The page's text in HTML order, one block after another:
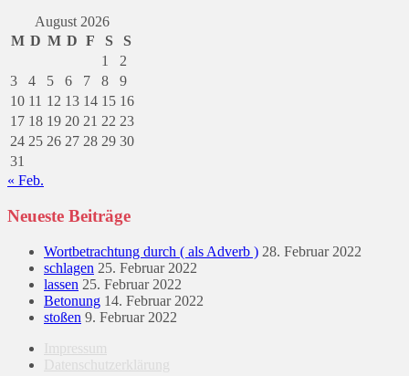
August 2026
M D M D F S
S
1
2
3
4 5 6 7 8
9
10 11 12 13 14 15 16
17 18 19 20 21 22 23
24 25 26 27 28 29 30
31
« Feb.
Neueste Beiträge
Wortbetrachtung durch ( als Adverb ) 28. Februar 2022
schlagen 25. Februar 2022
lassen 25. Februar 2022
Betonung 14. Februar 2022
stoßen 9. Februar 2022
Impressum
Datenschutzerklärung